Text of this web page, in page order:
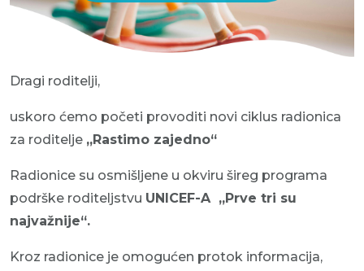
Dragi roditelji,
uskoro ćemo početi provoditi novi ciklus radionica
za roditelje „Rastimo zajedno“
Radionice su osmišljene u okviru šireg programa
podrške roditeljstvu UNICEF-A „Prve tri su
najvažnije“.
Kroz radionice je omogućen protok informacija,